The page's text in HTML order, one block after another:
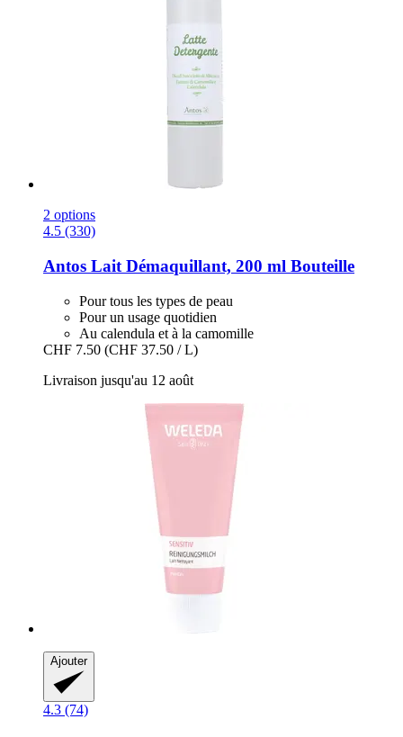
2 options
4.5 (330)
Antos Lait Démaquillant, 200 ml Bouteille
Pour tous les types de peau
Pour un usage quotidien
Au calendula et à la camomille
CHF 7.50 (CHF 37.50 / L)
Livraison jusqu'au 12 août
Ajouter
4.3 (74)